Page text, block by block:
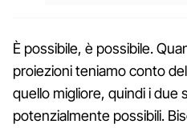
È possibile, è possibile.
proiezioni teniamo conto
quello migliore, quindi i due
potenzialmente possibili.